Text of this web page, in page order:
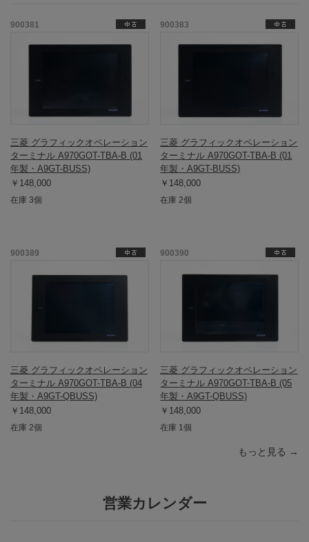
900381
三菱 グラフィックオペレーション
ターミナル A970GOT-TBA-B (01
年製・A9GT-BUSS)
￥148,000
在庫 3個
900383
三菱 グラフィックオペレーション
ターミナル A970GOT-TBA-B (01
年製・A9GT-BUSS)
￥148,000
在庫 2個
900389
三菱 グラフィックオペレーション
ターミナル A970GOT-TBA-B (04
年製・A9GT-QBUSS)
￥148,000
在庫 2個
900390
三菱 グラフィックオペレーション
ターミナル A970GOT-TBA-B (05
年製・A9GT-QBUSS)
￥148,000
在庫 1個
もっと見る →
営業カレンダー